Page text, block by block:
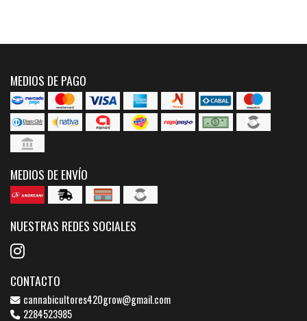
MEDIOS DE PAGO
MEDIOS DE ENVÍO
NUESTRAS REDES SOCIALES
CONTACTO
cannabicultores420grow@gmail.com
2284523985